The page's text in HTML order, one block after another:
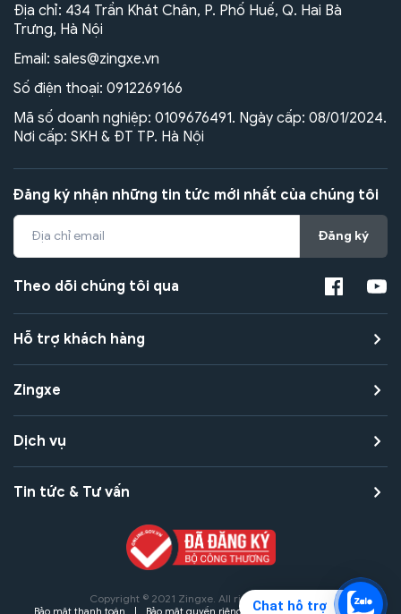
Chat hỗ trợ
Địa chỉ: 434 Trần Khát Chân, P. Phố Huế, Q. Hai Bà
Trưng, Hà Nội
Email: sales@zingxe.vn
Số điện thoại: 0912269166
Mã số doanh nghiệp: 0109676491. Ngày cấp: 08/01/2024.
Nơi cấp: SKH & ĐT TP. Hà Nội
Đăng ký nhận những tin tức mới nhất của chúng tôi
Đăng ký
Theo dõi chúng tôi qua
Hỗ trợ khách hàng
Zingxe
Dịch vụ
Tin tức & Tư vấn
Copyright © 2021 Zingxe. All rights reserved
Bảo mật thanh toán Bảo mật quyền riêng tư Điều khoản sử dụng